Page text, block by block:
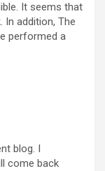
It seems that
In addition, The
performed a
blog. I
come back